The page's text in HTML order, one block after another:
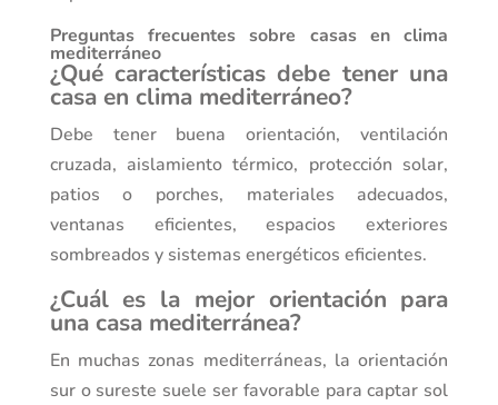
Preguntas frecuentes sobre casas en clima
mediterráneo
¿Qué características debe tener una
casa en clima mediterráneo?
Debe tener buena orientación, ventilación
cruzada, aislamiento térmico, protección solar,
patios o porches, materiales adecuados,
ventanas eficientes, espacios exteriores
sombreados y sistemas energéticos eficientes.
¿Cuál es la mejor orientación para
una casa mediterránea?
En muchas zonas mediterráneas, la orientación
sur o sureste suele ser favorable para captar sol